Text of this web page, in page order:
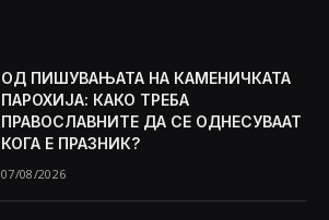
ОД ПИШУВАЊАТА НА КАМЕНИЧКАТА
ПАРОХИЈА: КАКО ТРЕБА
ПРАВОСЛАВНИТЕ ДА СЕ ОДНЕСУВААТ
КОГА Е ПРАЗНИК?
07/08/2026